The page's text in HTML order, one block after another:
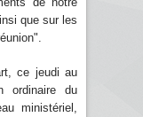
que sur les
ce jeudi au
ordinaire du
ministériel,